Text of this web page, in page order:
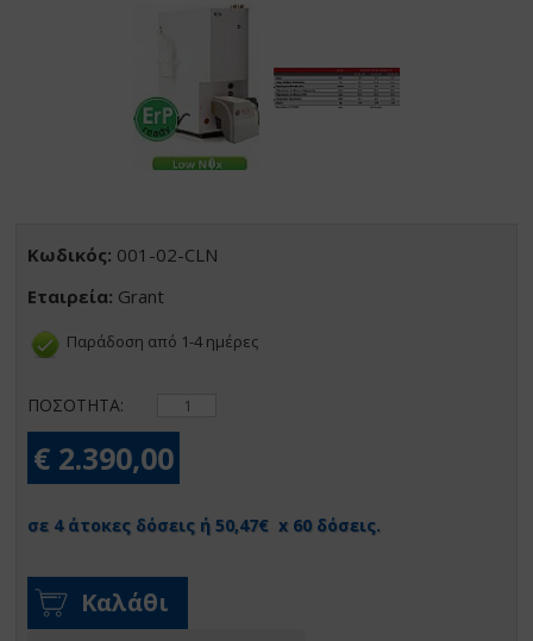
Κωδικός: 001-02-CLN
Εταιρεία: Grant
Παράδοση από 1-4 ημέρες
ΠΟΣΟΤΗΤΑ:
€ 2.390,00
σε 4 άτοκες δόσεις ή 50,47€ x 60 δόσεις.
Καλάθι